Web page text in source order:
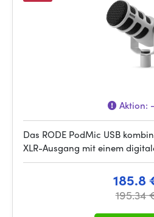
Aktion:
Das RODE PodMic USB
XLR-Ausgang mit einem
185.8
195.34